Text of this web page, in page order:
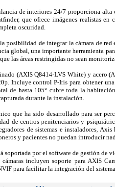
de interiores 24/7 proporciona
que ofrece imágenes realistas
oscuridad.
posibilidad de integrar la cámara de
global, una importante herramienta
las áreas restringidas no sean
(AXIS Q8414-LVS White) y acero
Incluye control P-Iris para obtener
de hasta 105° cubre toda la
durante la instalación.
que ha sido desarrollado para ser
de centros penitenciarios y
de sistemas e instaladores,
y pacientes no puedan introducir
soportada por el software de gestión de
incluyen soporte para AXIS
para facilitar la integración del